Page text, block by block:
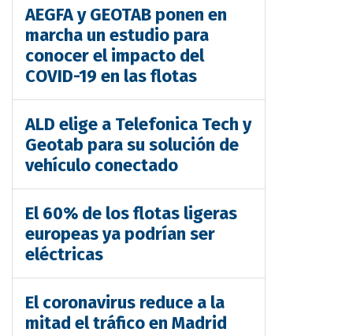
AEGFA y GEOTAB ponen en
marcha un estudio para
conocer el impacto del
COVID-19 en las flotas
ALD elige a Telefonica Tech y
Geotab para su solución de
vehículo conectado
El 60% de los flotas ligeras
europeas ya podrían ser
eléctricas
El coronavirus reduce a la
mitad el tráfico en Madrid